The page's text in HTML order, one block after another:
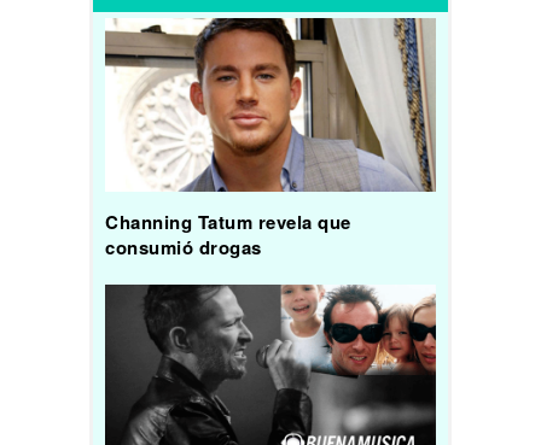
Channing Tatum revela que
consumió drogas